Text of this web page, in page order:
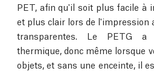
PET, afin qu'il soit plus facile à
et plus clair lors de l'impression
transparentes. Le PETG
thermique, donc même lorsque
objets, et sans une enceinte, il